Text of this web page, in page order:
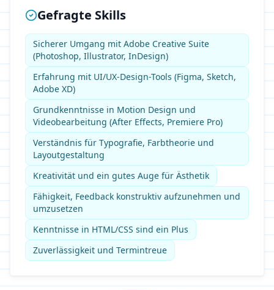
Gefragte Skills
Sicherer Umgang mit Adobe Creative Suite
(Photoshop, Illustrator, InDesign)
Erfahrung mit UI/UX-Design-Tools (Figma, Sketch,
Adobe XD)
Grundkenntnisse in Motion Design und
Videobearbeitung (After Effects, Premiere Pro)
Verständnis für Typografie, Farbtheorie und
Layoutgestaltung
Kreativität und ein gutes Auge für Ästhetik
Fähigkeit, Feedback konstruktiv aufzunehmen und
umzusetzen
Kenntnisse in HTML/CSS sind ein Plus
Zuverlässigkeit und Termintreue